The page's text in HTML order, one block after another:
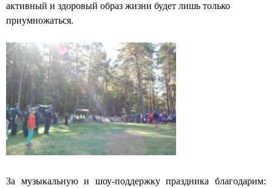
р
д
н
о
активный и здоровый образ жизни будет лишь только
приумножаться.
За музыкальную и шоу-поддержку праздника благодарим: